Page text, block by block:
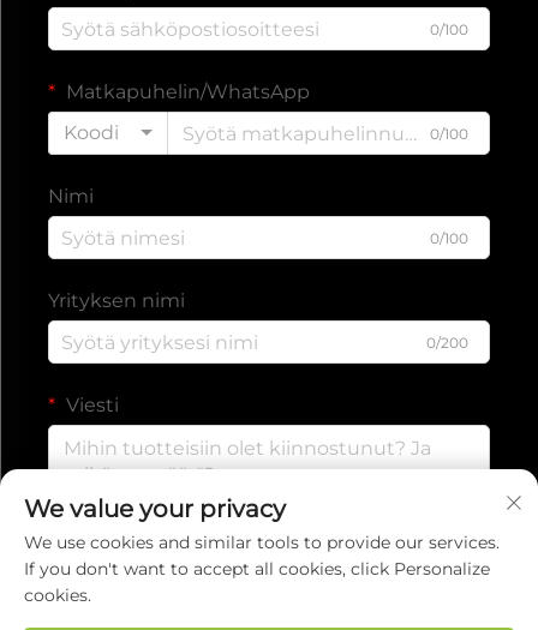
0/100
Matkapuhelin/WhatsApp
Koodi
0/100
Nimi
0/100
Yrityksen nimi
0/200
Viesti
We value your privacy
We use cookies and similar tools to provide our services.
If you don't want to accept all cookies, click Personalize
cookies.